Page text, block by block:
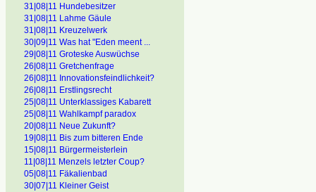
31|08|11 Hundebesitzer
31|08|11 Lahme Gäule
31|08|11 Kreuzelwerk
30|09|11 Was hat "Eden meent ...
29|08|11 Groteske Auswüchse
26|08|11 Gretchenfrage
26|08]11 Innovationsfeindlichkeit?
26|08|11 Erstlingsrecht
25|08|11 Unterklassiges Kabarett
25|08|11 Wahlkampf paradox
20|08|11 Neue Zukunft?
19|08|11 Bis zum bitteren Ende
15|08|11 Bürgermeisterlein
11|08|11 Menzels letzter Coup?
05|08|11 Fäkalienbad
30|07|11 Kleiner Geist